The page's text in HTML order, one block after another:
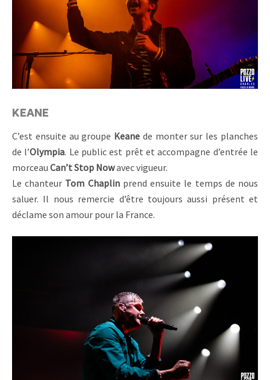
KEANE
C’est ensuite au groupe Keane de monter sur les planches
de l’Olympia. Le public est prêt et accompagne d’entrée le
morceau Can’t Stop Nowavec vigueur.
Le chanteur Tom Chaplinprend ensuite le temps de nous
saluer. Il nous remercie d’être toujours aussi présent et
déclame son amour pour la France.